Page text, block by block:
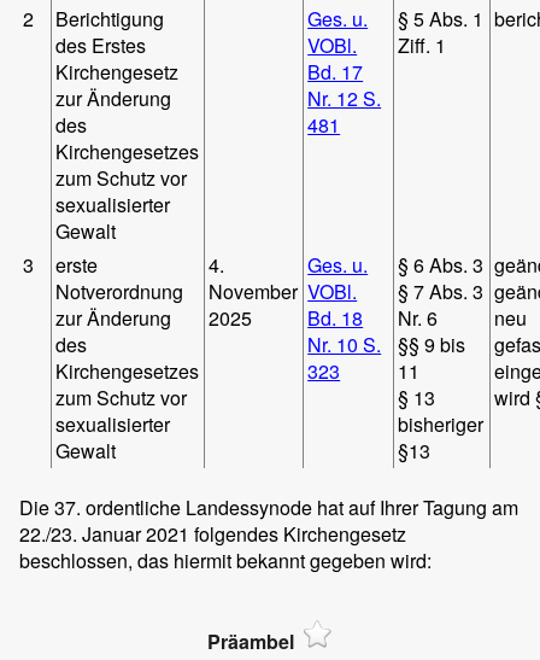
2
Berichtigung
des Erstes
Kirchengesetz
zur Änderung
des
Kirchengesetzes
zum Schutz vor
sexualisierter
Gewalt
Ges. u.
VOBl.
Bd. 17
Nr. 12 S.
481
§ 5 Abs. 1
Ziff. 1
3
erste
Notverordnung
zur Änderung
des
Kirchengesetzes
zum Schutz vor
sexualisierter
Gewalt
4.
November
2025
Ges. u.
VOBl.
Bd. 18
Nr. 10 S.
323
§ 6 Abs. 3
§ 7 Abs. 3
Nr. 6
§§ 9 bis
11
§ 13
bisheriger
§13
neu
wird
Die 37. ordentliche Landessynode hat auf Ihrer Tagung am
22./23. Januar 2021 folgendes Kirchengesetz
beschlossen, das hiermit bekannt gegeben wird:
Präambel